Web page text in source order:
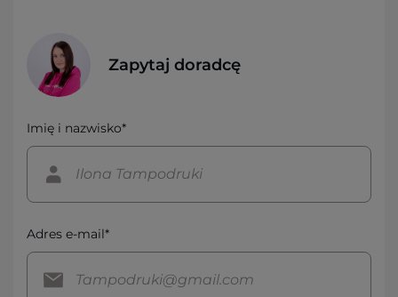
Zapytaj doradcę
Imię i nazwisko*
Adres e-mail*